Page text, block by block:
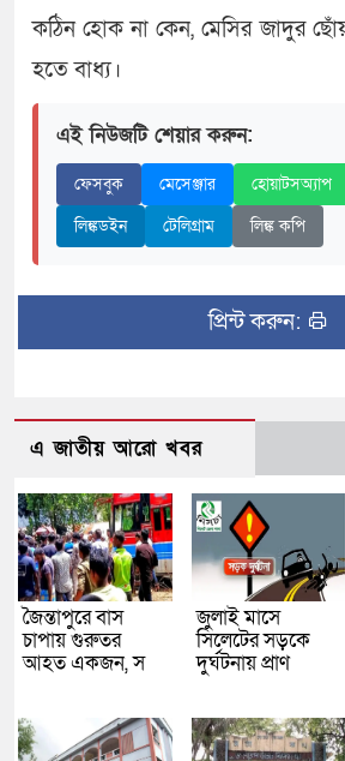
কঠিন হোক না কেন, মেসির জাদুর
হতে বাধ্য।
এই নিউজটি শেয়ার করুন:
ফেসবুক মেসেঞ্জার হোয়াটসঅ্যাপ
লিঙ্কডইন
টেলিগ্রাম লিঙ্ক কপি
প্রিন্ট করুন:
এ জাতীয় আরো খবর
জৈন্তাপুরে বাস
চাপায় গুরুতর
আহত একজন, স
জুলাই মাসে
সিলেটের সড়কে
দুর্ঘটনায় প্রাণ